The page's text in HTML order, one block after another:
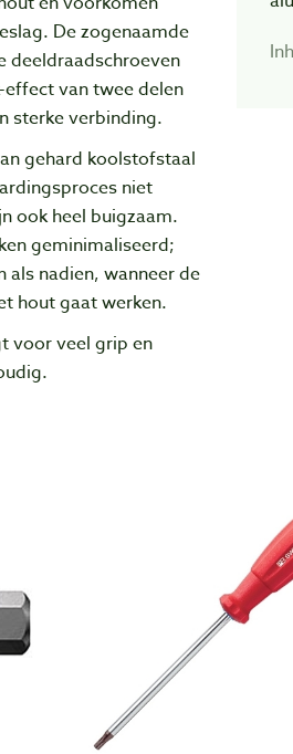
De zogenaamde
deeldraadschroeven
van twee delen
sterke verbinding.
gehard koolstofstaal
niet
ook heel buigzaam.
geminimaliseerd;
als nadien, wanneer de
hout gaat werken.
voor veel grip en